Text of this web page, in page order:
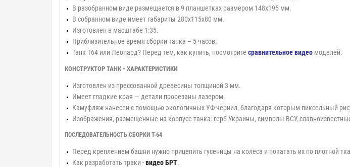
В разобранном виде размещается в 9 планшетках размером 148х195 мм.
В собранном виде имеет габариты 280х115х80 мм.
Изготовлен в масштабе 1:35.
Приблизительное время сборки танка – 5 часов.
Танк Т64 или Леопард? Перед тем, как купить, посмотрите сравнительное видео моделей.
КОНСТРУКТОР ТАНК - ХАРАКТЕРИСТИКИ
Изготовлен из прессованной древесины толщиной 3 мм.
Имеет гладкие края — детали прорезаны лазером.
Камуфляж нанесен с помощью экологичных УФ-чернил, благодаря которым пиксельный
Изображения, размещенные на корпусе танка: герб Украины, символы ВСУ,
ПОСЛЕДОВАТЕЛЬНОСТЬ СБОРКИ Т-64
Перед креплением башни нужно прицепить гусеницы на колеса и покатать их по плотной
Как разработать траки -видео БРТ.